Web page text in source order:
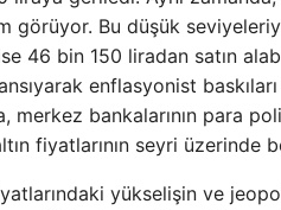
görüyor. Bu düşük
46 bin 150 liradan satın
enflasyonist
merkez bankalarının para
fiyatlarının seyri üzerinde
yükselişin ve